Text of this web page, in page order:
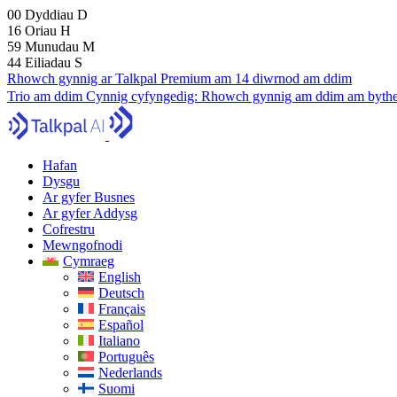
00 Dyddiau D
16 Oriau H
59 Munudau M
43 Eiliadau S
Rhowch gynnig ar Talkpal Premium am 14 diwrnod am ddim
Trio am ddim Cynnig cyfyngedig: Rhowch gynnig am ddim am
Hafan
Dysgu
Ar gyfer Busnes
Ar gyfer Addysg
Cofrestru
Mewngofnodi
Cymraeg
English
Deutsch
Français
Español
Italiano
Português
Nederlands
Suomi